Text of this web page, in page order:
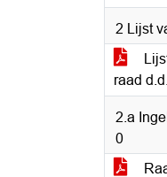
2 Lijst
raad
2.a
0